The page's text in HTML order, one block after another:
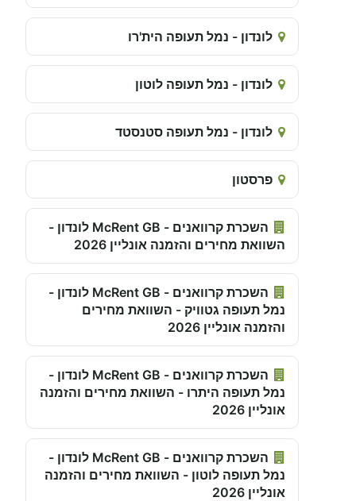
לונדון - נמל תעופה הית'רו
לונדון - נמל תעופה לוטון
לונדון - נמל תעופה סטנסטד
פרסטון
השכרת קרוואנים - McRent GB לונדון -
השוואת מחירים והזמנה אונליין 2026
השכרת קרוואנים - McRent GB לונדון -
נמל תעופה גטוויק - השוואת מחירים
והזמנה אונליין 2026
השכרת קרוואנים - McRent GB לונדון -
נמל תעופה היתרו - השוואת מחירים והזמנה
אונליין 2026
השכרת קרוואנים - McRent GB לונדון -
נמל תעופה לוטון - השוואת מחירים והזמנה
אונליין 2026